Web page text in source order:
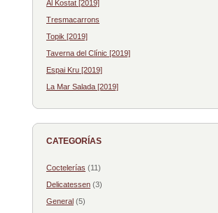
Al Kostat [2019]
Tresmacarrons
Topik [2019]
Taverna del Clínic [2019]
Espai Kru [2019]
La Mar Salada [2019]
CATEGORÍAS
Coctelerías (11)
Delicatessen (3)
General (5)